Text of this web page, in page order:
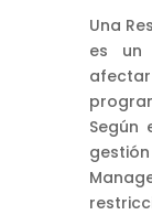
Una
es un
Según